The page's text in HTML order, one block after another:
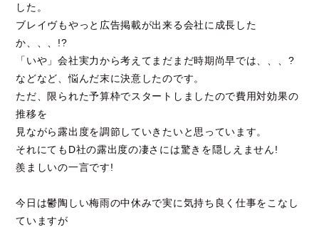
した。
ブレイヴもやっと広告掲載が出来る会社に成長した
か、、、!?
「いや」会社実力から考えてまだまだ時期尚早では、、、?
などなど、悩んだ末に決意したのです。
ただ、限られた予算枠でスタートしましたので費用対効果の
推移を
見ながら露出度を調節していきたいと思っています。
それにてもD社の露出度の凄さには驚きを隠しえません!
羨ましいの一言です!
今日は鬱陶しい梅雨の中休みで実に気持ち良く仕事をこなし
ていますが